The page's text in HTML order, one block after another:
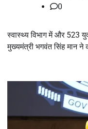
0
स्वास्थ्य विभाग में और 523
मुख्यमंत्री भगवंत सिंह मान